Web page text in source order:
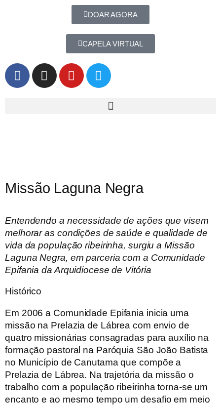
DOAR AGORA
CAPELA VIRTUAL
Missão Laguna Negra
Entendendo a necessidade de ações que visem
melhorar as condições de saúde e qualidade de
vida da população ribeirinha, surgiu a Missão
Laguna Negra, em parceria com a Comunidade
Epifania da Arquidiocese de Vitória
Histórico
Em 2006 a Comunidade Epifania inicia uma
missão na Prelazia de Lábrea com envio de
quatro missionárias consagradas para auxílio na
formação pastoral na Paróquia São João Batista
no Município de Canutama que compõe a
Prelazia de Lábrea. Na trajetória da missão o
trabalho com a população ribeirinha torna-se um
encanto e ao mesmo tempo um desafio em meio